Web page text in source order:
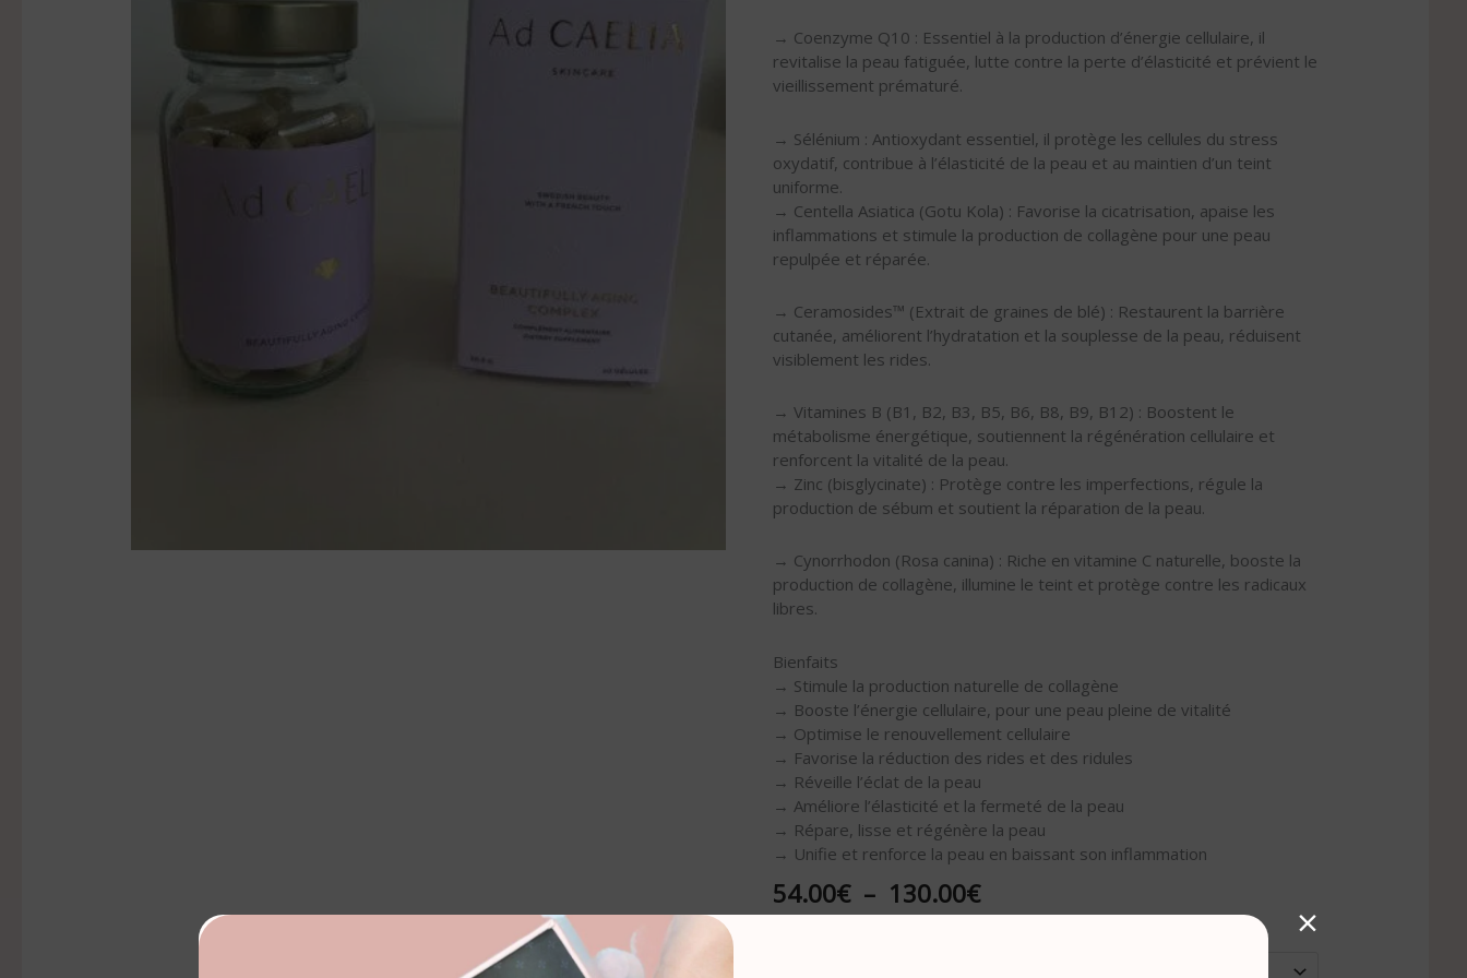
→ Coenzyme Q10 : Essentiel à la production d’énergie cellulaire, il
revitalise la peau fatiguée, lutte contre la perte d’élasticité et prévient le
vieillissement prématuré.
→ Sélénium : Antioxydant essentiel, il protège les cellules du stress
oxydatif, contribue à l’élasticité de la peau et au maintien d’un teint
uniforme.
→ Centella Asiatica (Gotu Kola) : Favorise la cicatrisation, apaise les
inflammations et stimule la production de collagène pour une peau
repulpée et réparée.
→ Ceramosides™️ (Extrait de graines de blé) : Restaurent la barrière
cutanée, améliorent l’hydratation et la souplesse de la peau, réduisent
visiblement les rides.
→ Vitamines B (B1, B2, B3, B5, B6, B8, B9, B12) : Boostent le
métabolisme énergétique, soutiennent la régénération cellulaire et
renforcent la vitalité de la peau.
→ Zinc (bisglycinate) : Protège contre les imperfections, régule la
production de sébum et soutient la réparation de la peau.
→ Cynorrhodon (Rosa canina) : Riche en vitamine C naturelle, booste la
production de collagène, illumine le teint et protège contre les radicaux
libres.
Bienfaits
→ Stimule la production naturelle de collagène
→ Booste l’énergie cellulaire, pour une peau pleine de vitalité
→ Optimise le renouvellement cellulaire
→ Favorise la réduction des rides et des ridules
→ Réveille l’éclat de la peau
→ Améliore l’élasticité et la fermeté de la peau
→ Répare, lisse et régénère la peau
→ Unifie et renforce la peau en baissant son inflammation
54.00€ – 130.00€
×